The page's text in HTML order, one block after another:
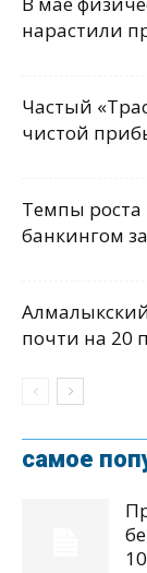
нарастили
Частый
чистой
Темпы роста
банкингом
почти на 20
самое